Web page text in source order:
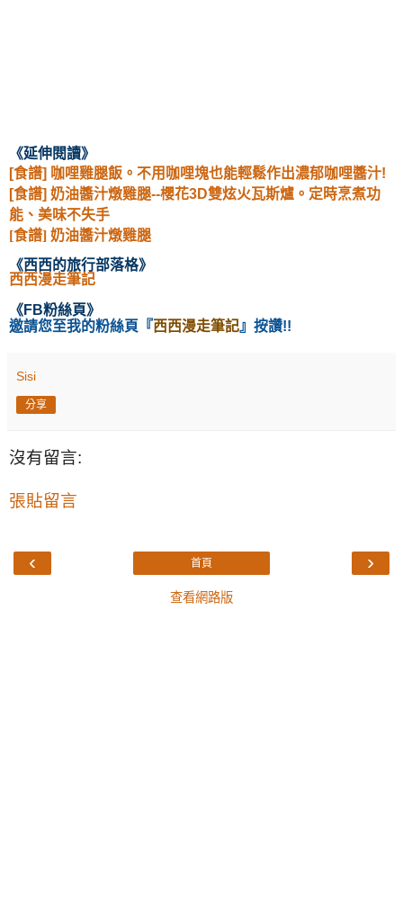
《延伸閱讀》
[食譜] 咖哩雞腿飯。不用咖哩塊也能輕鬆作出濃郁咖哩醬汁!
[食譜] 奶油醬汁燉雞腿--櫻花3D雙炫火瓦斯爐。定時烹煮功
能、美味不失手
[食譜] 奶油醬汁燉雞腿
《西西的旅行部落格》
西西漫走筆記
《FB粉絲頁》
邀請您至我的粉絲頁
『西西漫走筆記』按讚!!
Sisi
分享
沒有留言:
張貼留言
‹ ›
首頁
查看網路版